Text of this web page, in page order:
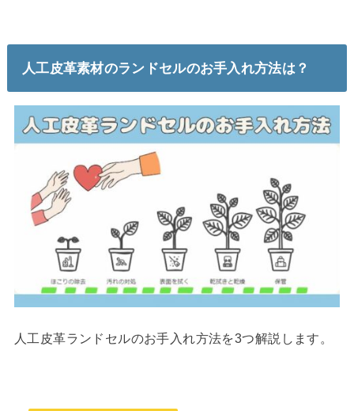
人工皮革素材のランドセルのお手入れ方法は？
人工皮革ランドセルのお手入れ方法を3つ解説します。